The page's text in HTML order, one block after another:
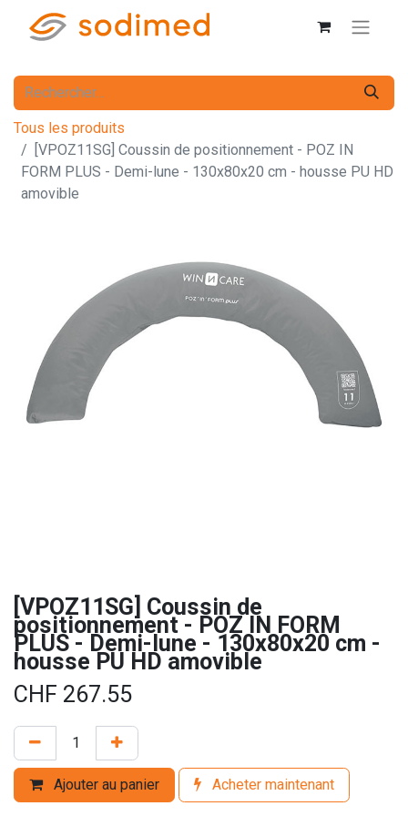
Tous les produits
[VPOZ11SG] Coussin de positionnement - POZ IN
FORM PLUS - Demi-lune - 130x80x20 cm - housse PU HD
amovible
[VPOZ11SG] Coussin de
positionnement - POZ IN FORM
PLUS - Demi-lune - 130x80x20 cm -
housse PU HD amovible
CHF 267.55
Ajouter au panier Acheter maintenant